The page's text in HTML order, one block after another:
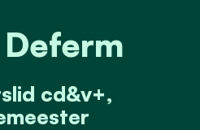
cd&v+,